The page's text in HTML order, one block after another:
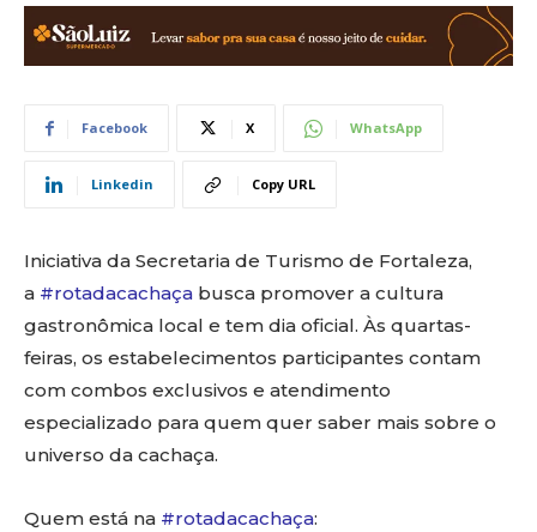
Facebook X WhatsApp
Linkedin Copy URL
Iniciativa da Secretaria de Turismo de Fortaleza,
a #rotadacachaça busca promover a cultura
gastronômica local e tem dia oficial. Às quartas-
feiras, os estabelecimentos participantes contam
com combos exclusivos e atendimento
especializado para quem quer saber mais sobre o
universo da cachaça.
Quem está na #rotadacachaça: